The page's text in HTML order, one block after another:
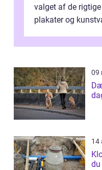
valget af de
plakater og
09
14
du